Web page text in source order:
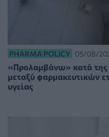
PHARMA POLICY 05/08/
«Προλαμβάνω» κατά
μεταξύ φαρμακευτικών
υγείας